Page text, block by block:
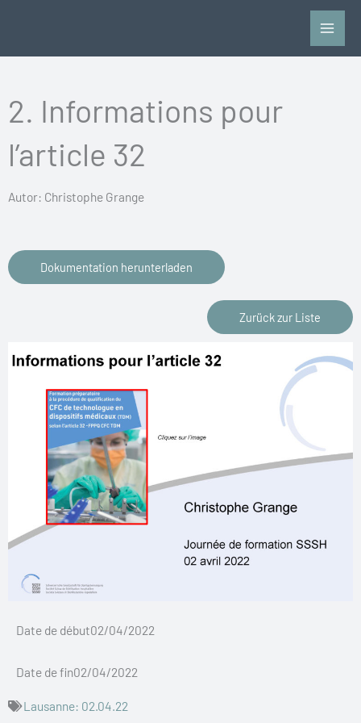
2. Informations pour
l’article 32
Autor: Christophe Grange
Dokumentation herunterladen
Zurück zur Liste
Date de début02/04/2022
Date de fin02/04/2022
Lausanne: 02.04.22